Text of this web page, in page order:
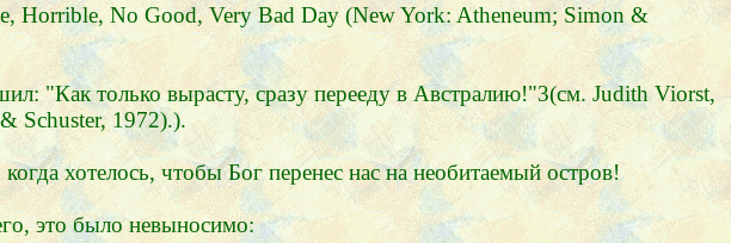
Horrible, No Good, Very Bad Day (New York: Atheneum; Simon &
"Как только вырасту, сразу перееду в Австралию!"3(см. Judith Viorst,
Schuster, 1972).).
хотелось, чтобы Бог перенес нас на необитаемый остров!
это было невыносимо: